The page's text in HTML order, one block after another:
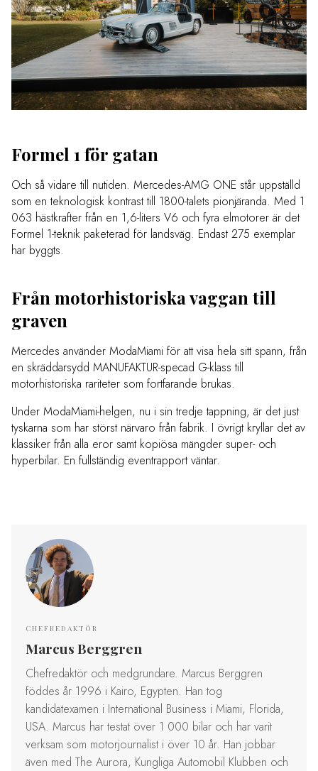
Formel 1 för gatan
Och så vidare till nutiden. Mercedes-AMG ONE står uppställd
som en teknologisk kontrast till 1800-talets pionjäranda. Med 1
063 hästkrafter från en 1,6-liters V6 och fyra elmotorer är det
Formel 1-teknik paketerad för landsväg. Endast 275 exemplar
har byggts.
Från motorhistoriska vaggan till
graven
Mercedes använder ModaMiami för att visa hela sitt spann, från
en skräddarsydd MANUFAKTUR-specad G-klass till
motorhistoriska rariteter som fortfarande brukas.
Under ModaMiami-helgen, nu i sin tredje tappning, är det just
tyskarna som har störst närvaro från fabrik. I övrigt kryllar det av
klassiker från alla eror samt kopiösa mängder super- och
hyperbilar. En fullständig eventrapport väntar.
CHEFREDAKTÖR
Marcus Berggren
Chefredaktör och medgrundare. Marcus Berggren
föddes år 1996 i Kairo, Egypten. Han tog
kandidatexamen i International Business i Miami, Florida,
USA. Marcus har testat över 1 000 bilar och har varit
verksam som motorjournalist i över 10 år. Han jobbar
även med The Aurora, Kungliga Automobil Klubben och